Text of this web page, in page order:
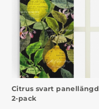
Citrus svart panellängd
2-pack